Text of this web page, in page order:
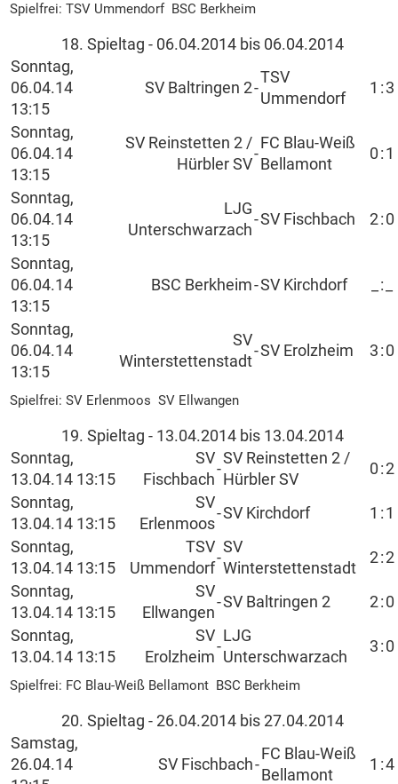
Spielfrei: TSV Ummendorf BSC Berkheim
18. Spieltag - 06.04.2014 bis 06.04.2014
Sonntag,
06.04.14
13:15
SV Baltringen 2-
TSV
Ummendorf
1 : 3
Sonntag,
06.04.14
13:15
SV Reinstetten 2 /
Hürbler SV
-
FC Blau-Weiß
Bellamont
0 : 1
Sonntag,
06.04.14
13:15
LJG
Unterschwarzach
-SV Fischbach 2: 0
Sonntag,
06.04.14
13:15
BSC Berkheim-SV Kirchdorf :
Sonntag,
06.04.14
13:15
SV
Winterstettenstadt
-SV Erolzheim 3 : 0
Spielfrei: SV Erlenmoos SV Ellwangen
19. Spieltag - 13.04.2014 bis 13.04.2014
Sonntag,
13.04.14 13:15
SV
Fischbach
-
SV Reinstetten 2 /
Hürbler SV
0 :2
Sonntag,
13.04.14 13:15
SV
Erlenmoos
-SV Kirchdorf 1 : 1
Sonntag,
13.04.14 13:15
TSV
Ummendorf
-
SV
Winterstettenstadt
2:2
Sonntag,
13.04.14 13:15
SV
Ellwangen
-SV Baltringen 2 2: 0
Sonntag,
13.04.14 13:15
SV
Erolzheim
-
LJG
Unterschwarzach
3 : 0
Spielfrei: FC Blau-Weiß Bellamont BSC Berkheim
20. Spieltag - 26.04.2014 bis 27.04.2014
Samstag,
26.04.14
SV Fischbach-
FC Blau-Weiß
Bellamont
1 :4